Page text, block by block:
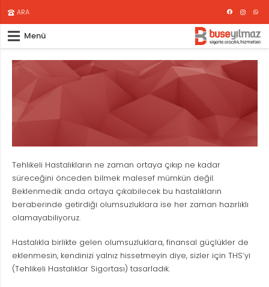
ARA
Menü
Tehlikeli Hastalıkların ne zaman ortaya çıkıp ne kadar
süreceğini önceden bilmek malesef mümkün değil.
Beklenmedik anda ortaya çıkabilecek bu hastalıkların
beraberinde getirdiği olumsuzluklara ise her zaman hazırlıklı
olamayabiliyoruz.
Hastalıkla birlikte gelen olumsuzluklara, finansal güçlükler de
eklenmesin, kendinizi yalnız hissetmeyin diye, sizler için THS’yi
(Tehlikeli Hastalıklar Sigortası) tasarladık.